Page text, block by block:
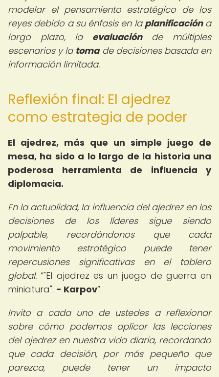
modelar el pensamiento estratégico de los
reyes debido a su énfasis en la planificacióna
largo plazo, la evaluaciónde múltiples
escenarios y la tomade decisiones basada en
información limitada.
Reflexión final: El ajedrez
como estrategia de poder
El ajedrez, más que un simple juego de
mesa, ha sido a lo largo de la historia una
poderosa herramienta de influencia y
diplomacia.
En la actualidad, la influencia del ajedrez en las
decisiones de los líderes sigue siendo
palpable, recordándonos que cada
movimiento estratégico puede tener
repercusiones significativas en el tablero
global. "El ajedrez es un juego de guerra en
miniatura". - Karpov .
Invito a cada uno de ustedes a reflexionar
sobre cómo podemos aplicar las lecciones
del ajedrez en nuestra vida diaria, recordando
que cada decisión, por más pequeña que
parezca, puede tener un impacto